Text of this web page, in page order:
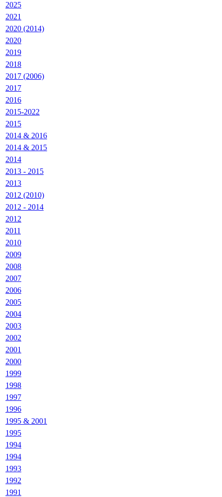
2025
2021
2020 (2014)
2020
2019
2018
2017 (2006)
2017
2016
2015-2022
2015
2014 & 2016
2014 & 2015
2014
2013 - 2015
2013
2012 (2010)
2012 - 2014
2012
2011
2010
2009
2008
2007
2006
2005
2004
2003
2002
2001
2000
1999
1998
1997
1996
1995 & 2001
1995
1994
1994
1993
1992
1991